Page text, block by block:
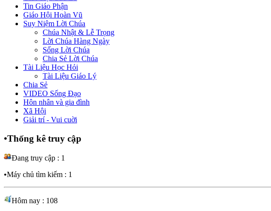
Tin Giáo Phận
Giáo Hội Hoàn Vũ
Suy Niệm Lời Chúa
Chúa Nhật & Lễ Trọng
Lời Chúa Hàng Ngày
Sống Lời Chúa
Chia Sẻ Lời Chúa
Tài Liệu Học Hỏi
Tài Liệu Giáo Lý
Chia Sẻ
VIDEO Sống Đạo
Hôn nhân và gia đình
Xã Hội
Giải trí - Vui cuời
•Thống kê truy cập
Đang truy cập : 1
•Máy chủ tìm kiếm : 1
Hôm nay : 108